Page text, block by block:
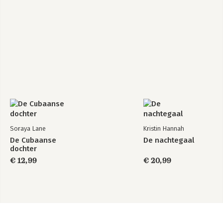
Soraya Lane
De Cubaanse
dochter
€ 12,99
Kristin Hannah
De nachtegaal
€ 20,99